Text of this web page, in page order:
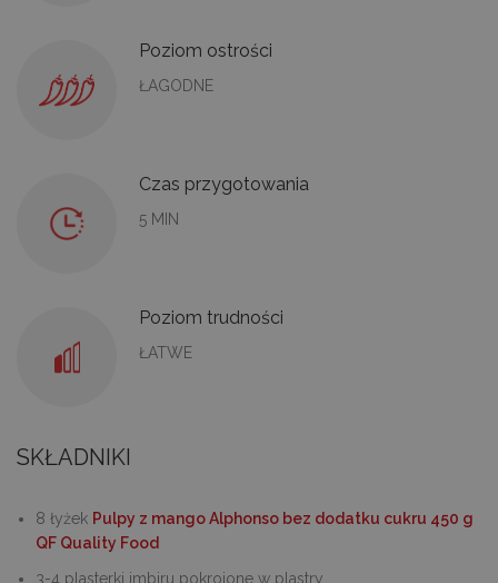
Poziom ostrości
ŁAGODNE
Czas przygotowania
5 MIN
Poziom trudności
ŁATWE
SKŁADNIKI
8 łyżek Pulpy z mango Alphonso bez dodatku cukru 450 g
QF Quality Food
3-4 plasterki imbiru pokrojone w plastry